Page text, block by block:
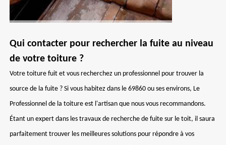
Qui contacter pour rechercher la fuite au niveau
de votre toiture ?
Votre toiture fuit et vous recherchez un professionnel pour trouver la
source de la fuite ? Si vous habitez dans le 69860 ou ses environs, Le
Professionnel de la toiture est l'artisan que nous vous recommandons.
Étant un expert dans les travaux de recherche de fuite sur le toit, il saura
parfaitement trouver les meilleures solutions pour répondre à vos